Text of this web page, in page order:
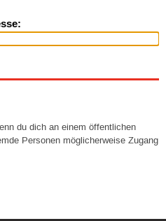
du dich an einem öffentlichen
Personen möglicherweise Zugang